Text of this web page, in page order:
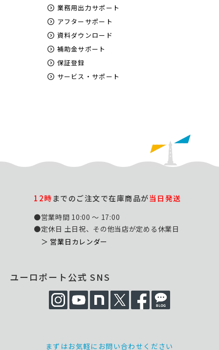
業務用出力サポート
アフターサポート
資料ダウンロード
補助金サポート
保証登録
サービス・サポート
12時までのご注文で在庫商品が当日発送
●営業時間 10:00 ～ 17:00
●定休日 土日祝、その他当店が定める休業日
＞ 営業日カレンダー
ユーロポート公式 SNS
まずはお気軽にお問い合わせください